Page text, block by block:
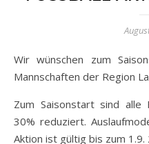
Wir wünschen zum Saisonstart in die Bezirksliga allen
Mannschaften der Region
Zum Saisonstart sind alle
30% reduziert.
Aktion ist gültig bis zum 1.9.